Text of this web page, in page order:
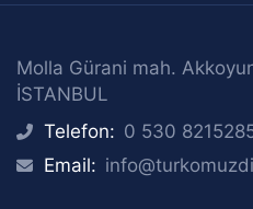
Molla Gürani mah.
İSTANBUL
icon
Telefon: 0 530
icon
Email: